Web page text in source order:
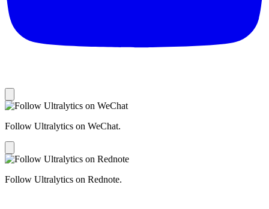
Follow Ultralytics on WeChat.
Follow Ultralytics on Rednote.